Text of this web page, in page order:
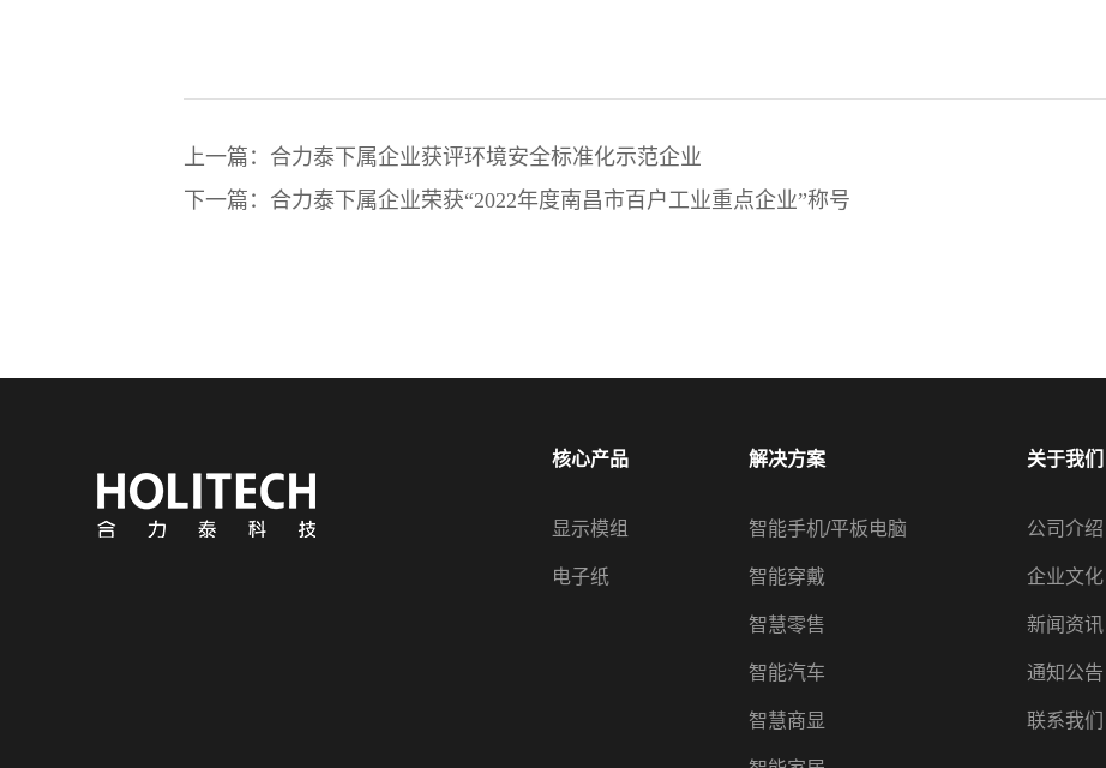
上一篇：合力泰下属企业获评环境安全标准化示范企业
下一篇：合力泰下属企业荣获“2022年度南昌市百户工业重点企业”称号
核心产品
显示模组
电子纸
解决方案
智能手机/平板电脑
智能穿戴
智慧零售
智能汽车
智慧商显
关于我们
公司介绍
企业文化
新闻资讯
通知公告
联系我们